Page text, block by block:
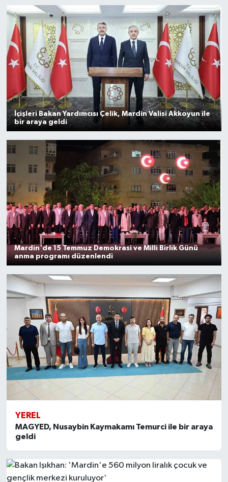
İçişleri Bakan Yardımcısı Çelik, Mardin Valisi Akkoyun ile
bir araya geldi
Mardin'de 15 Temmuz Demokrasi ve Milli Birlik Günü
anma programı düzenlendi
YEREL
MAGYED, Nusaybin Kaymakamı Temurci ile bir araya
geldi
Gayrimenkul
Spor
Eğitim